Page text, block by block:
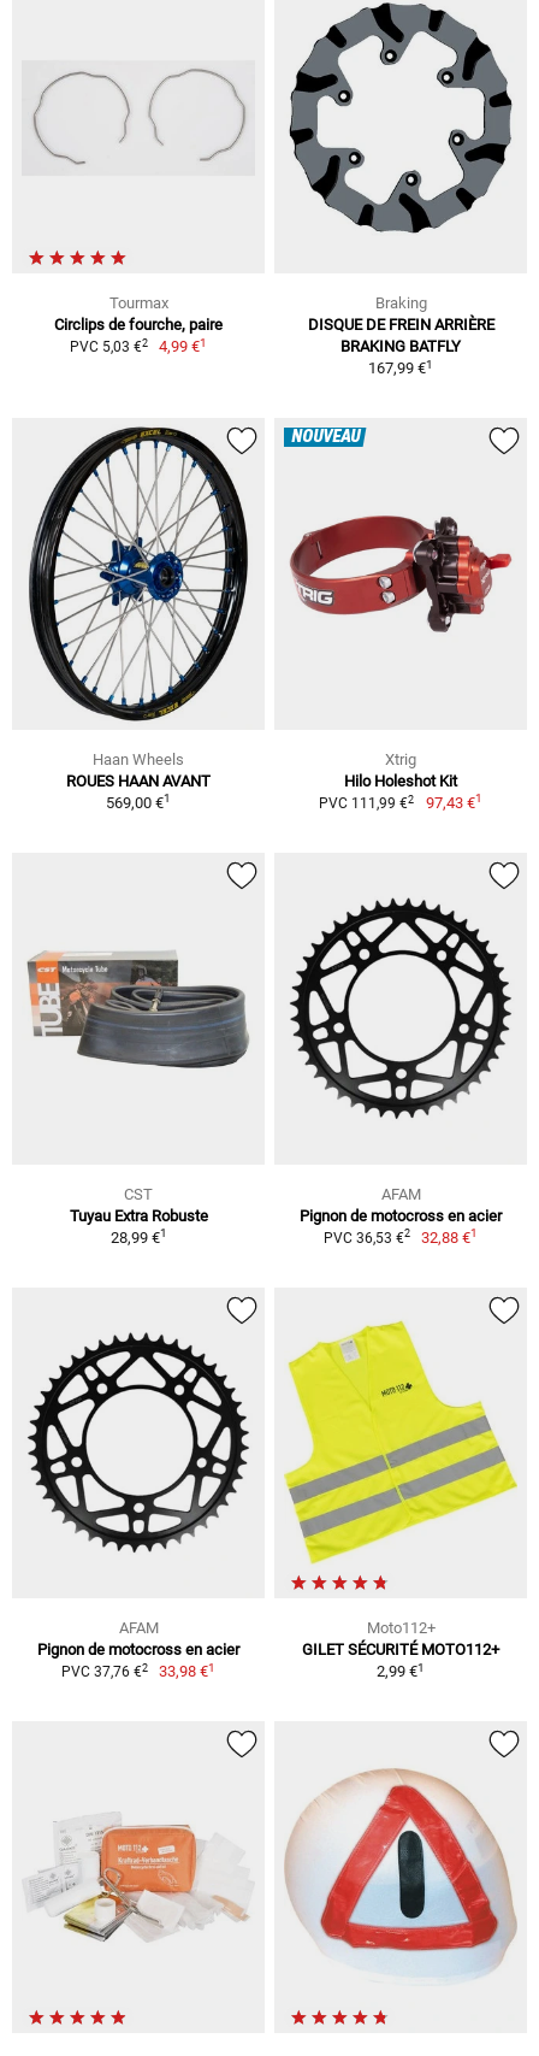
Tourmax
Circlips de fourche, paire
PVC 5,03 €2 4,99 €1
Braking
DISQUE DE FREIN ARRIÈRE
BRAKING BATFLY
167,99 €1
Haan Wheels
ROUES HAAN AVANT
569,00 €1
NOUVEAU
Xtrig
Hilo Holeshot Kit
PVC 111,99 €2 97,43 €1
CST
Tuyau Extra Robuste
28,99 €1
AFAM
Pignon de motocross en acier
PVC 36,53 €2 32,88 €1
AFAM
Pignon de motocross en acier
PVC 37,76 €2 33,98 €1
Moto112+
GILET SÉCURITÉ MOTO112+
2,99 €1